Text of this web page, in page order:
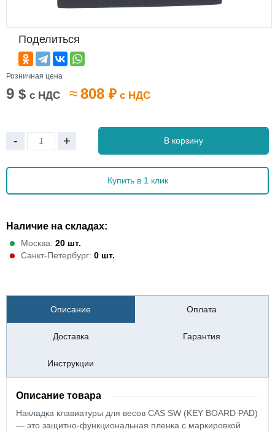
Поделиться
Розничная цена
9 $ с НДС ≈808 ₽ с НДС
- + В корзину
Купить в 1 клик
Наличие на складах:
Москва: 20 шт.
Санкт-Петербург: 0 шт.
Описание Оплата
Доставка Гарантия
Инструкции
Описание товара
Накладка клавиатуры для весов CAS SW (KEY BOARD PAD)
— это защитно-функциональная пленка с маркировкой